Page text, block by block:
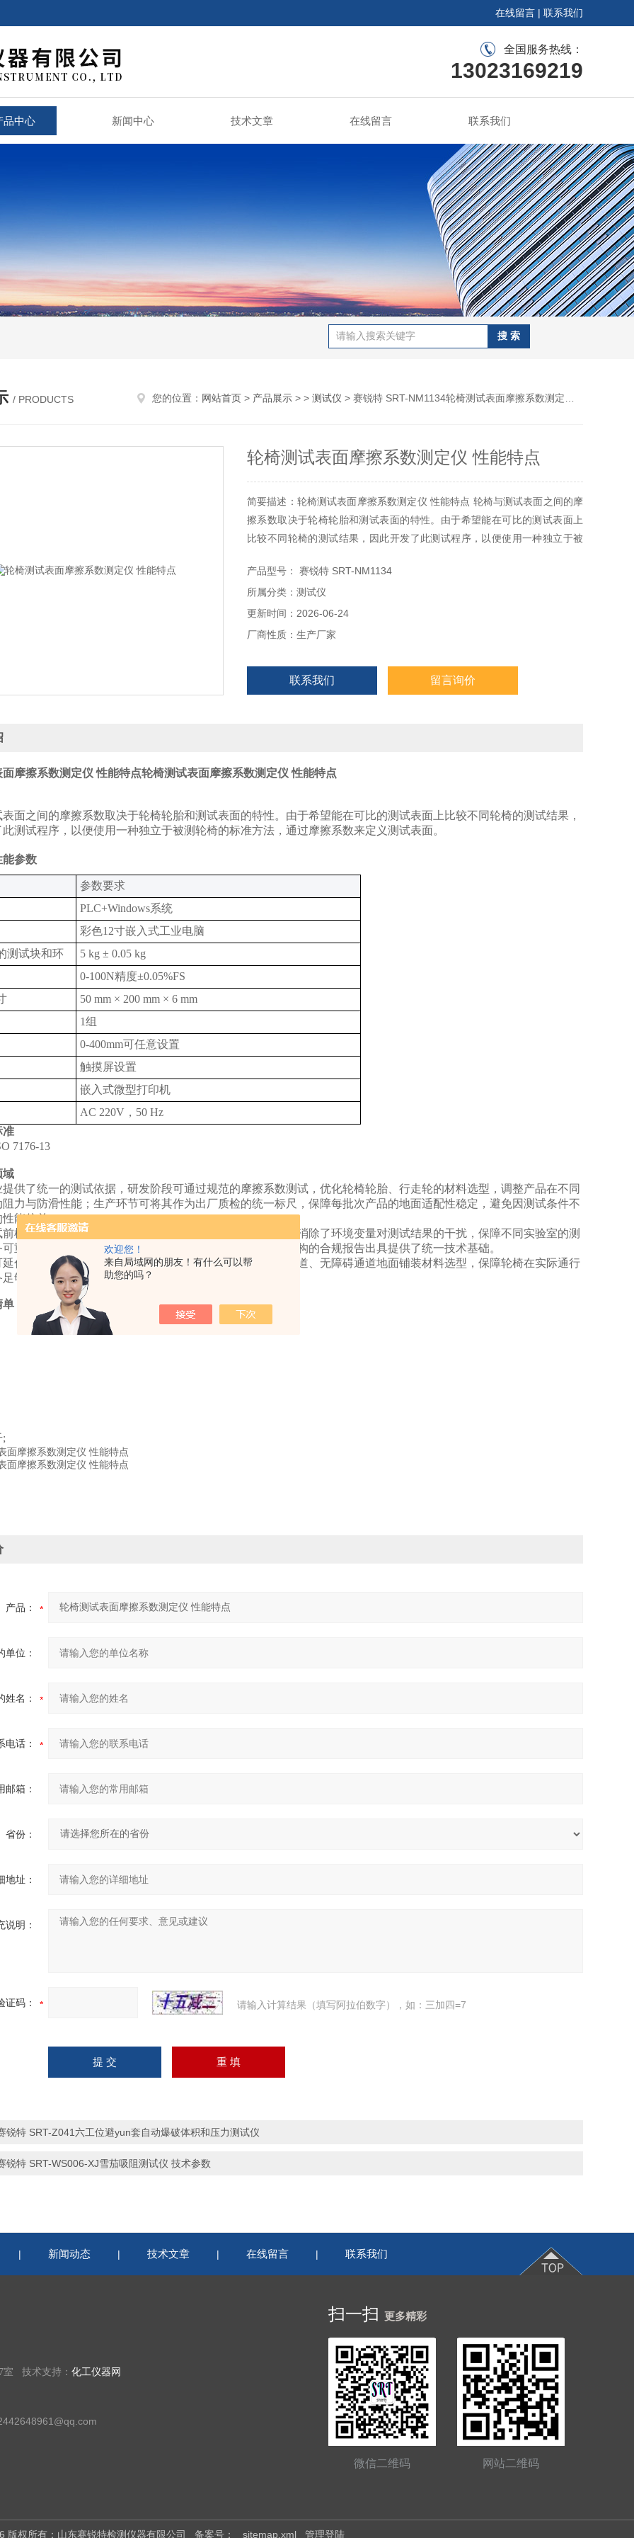
欢迎您！
来自局域网的朋友！有什么可以帮
助您的吗？
在线留言 | 联系我们
全国服务热线：
13023169219
品中心 新闻中心 技术文章 在线留言 联系我们
/ PRODUCTS 您的位置： 网站首页 > 产品展示 > > 测试仪 > 赛锐特 SRT-NM1134轮椅测试表面摩擦系数测定仪 性能特点
轮椅测试表面摩擦系数测定仪 性能特点
简要描述：轮椅测试表面摩擦系数测定仪 性能特点 轮椅与测试表面之间的摩
擦系数取决于轮椅轮胎和测试表面的特性。由于希望能在可比的测试表面上
比较不同轮椅的测试结果，因此开发了此测试程序，以便使用一种独立于被
产品型号： 赛锐特 SRT-NM1134
所属分类：测试仪
更新时间：2026-06-24
厂商性质：生产厂家
联系我们 留言询价
摩擦系数测定仪 性能特点轮椅测试表面摩擦系数测定仪 性能特点
面之间的摩擦系数取决于轮椅轮胎和测试表面的特性。由于希望能在可比的测试表面上比较不同轮椅的测试结果，
此测试程序，以便使用一种独立于被测轮椅的标准方法，通过摩擦系数来定义测试表面。
能参数
‌参数要求‌
PLC+Windows系统
彩色12寸嵌入式工业电脑‌
测试块和环
5 kg ± 0.05 kg
0-100N精度±0.05%FS
50 mm × 200 mm × 6 mm
1组
0-400mm可任意设置
触摸屏设置
嵌入式微型打印机
AC 220V，50 Hz
准
7176-13
域
提供了统一的测试依据，研发阶段可通过规范的摩擦系数测试，优化轮椅轮胎、行走轮的材料选型，调整产品在不同
力与防滑性能；生产环节可将其作为出厂质检的统一标尺，保障每批次产品的地面适配性稳定，避免因测试条件不
能偏差。
前样品制备、试验装置校准、数据采集的全流程操作规范，消除了环境变量对测试结果的干扰，保障不同实验室的测
重复性与可比性，为轮椅行业的技术交流、第三方检测机构的合规报告出具提供了统一技术基础。
伸应用于无障碍地面材料的性能评估，指导公共空间的坡道、无障碍通道地面铺装材料选型，保障轮椅在实际通行
够的防滑安全性，推动无障碍设施建设的规范化发展。
单
;
产品：
单位：
姓名：
电话：
邮箱：
省份：
地址：
说明：
证码： 请输入计算结果（填写阿拉伯数字），如：三加四=7
锐特 SRT-Z041六工位避yun套自动爆破体积和压力测试仪
锐特 SRT-WS006-XJ雪茄吸阻测试仪 技术参数
| 新闻动态 | 技术文章 | 在线留言 | 联系我们
室 技术支持： 化工仪器网
扫一扫 更多精彩
微信二维码 网站二维码
版权所有：山东赛锐特检测仪器有限公司 备案号： sitemap.xml 管理登陆